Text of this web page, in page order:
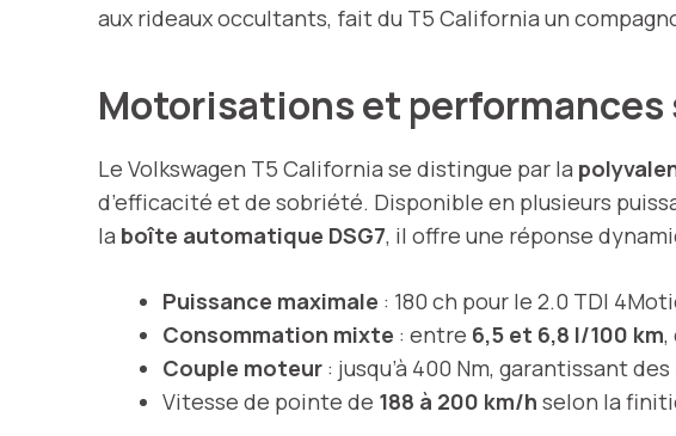
aux rideaux occultants, fait du T5 California un
Motorisations et performances
Le Volkswagen T5 California se distingue par la
d’efficacité et de sobriété. Disponible en plusieurs
la boîte automatique DSG7, il offre une réponse
Puissance maximale : 180 ch pour le 2.0 TDI
Consommation mixte : entre 6,5 et 6,8 l/100 km,
Couple moteur : jusqu’à 400 Nm, garantissant
Vitesse de pointe de 188 à 200 km/h selon la